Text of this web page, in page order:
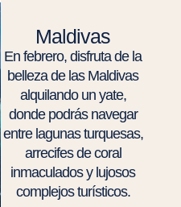
Maldivas
En febrero, disfruta de la
belleza de las Maldivas
alquilando un yate,
donde podrás navegar
entre lagunas turquesas,
arrecifes de coral
inmaculados y lujosos
complejos turísticos.